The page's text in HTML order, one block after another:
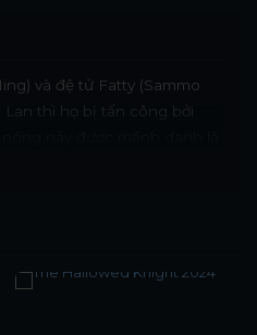
và đệ tử Fatty (Sammo
Lan thì họ bị tấn công bởi
đúng phong cách của
Trong khi đó, Chu, bạn
giành quyền kiểm soát